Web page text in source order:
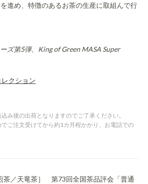
進め、特徴のあるお茶の生産に取組んで行
ズ第5弾、King of Green MASA Super
クション
み後の出荷となりますのでご了承ください。
ご注文受けてから約1カ月程かかり、お電話での
茶／天竜茶］ 第73回全国茶品評会「普通